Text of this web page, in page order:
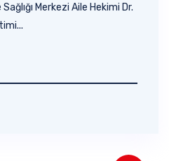
Merkezi Aile Hekimi Dr.